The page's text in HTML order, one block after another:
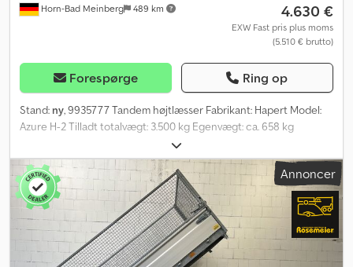
Horn-Bad Meinberg 489 km 4.630 €
EXW Fast pris plus moms
(5.510 € brutto)
Forespørge Ring op
Stand: ny, 9935777 Tandem højtlæsser Fabrikant: Hapert Model:
Azure H-2 Tilladt totalvægt: 3.500 kg Egenvægt: ca. 658 kg
Nyttelast: ca. 2.842 kg (Nyttelasten kan variere afhængigt af udstyr
og konstruktion) Indvendige mål: 4050 x 2000 x 400 mm L.B.H.
Komplet svejset og varmforsinket chassis Lav læssehøjde: 760 mm
Multiplex-bund med skridsikker belægning Surringsbøjler
integreret i sidekanterne Klapbart støttehjul Boltesamlet V-
trækstang Dcedpfey N Hmvex Ahiek 4 aftagelige hjørnestolper
400 mm høje aluminiumssider med indbyggede lukninger Klapbar
frontvæg Fastgørelseskroge på chassiset Beskyttet belysning
Annoncer